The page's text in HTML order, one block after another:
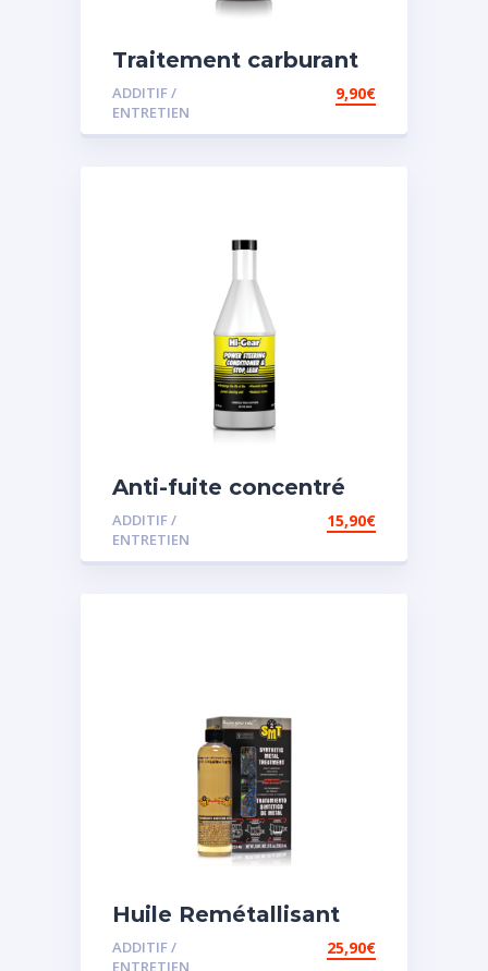
Traitement carburant
diesel et essence
ADDITIF /
ENTRETIEN
9,90€
Anti-fuite concentré
pour direction
assistée
ADDITIF /
ENTRETIEN
15,90€
Huile Remétallisant
Moteur SMT2
ADDITIF /
ENTRETIEN
25,90€